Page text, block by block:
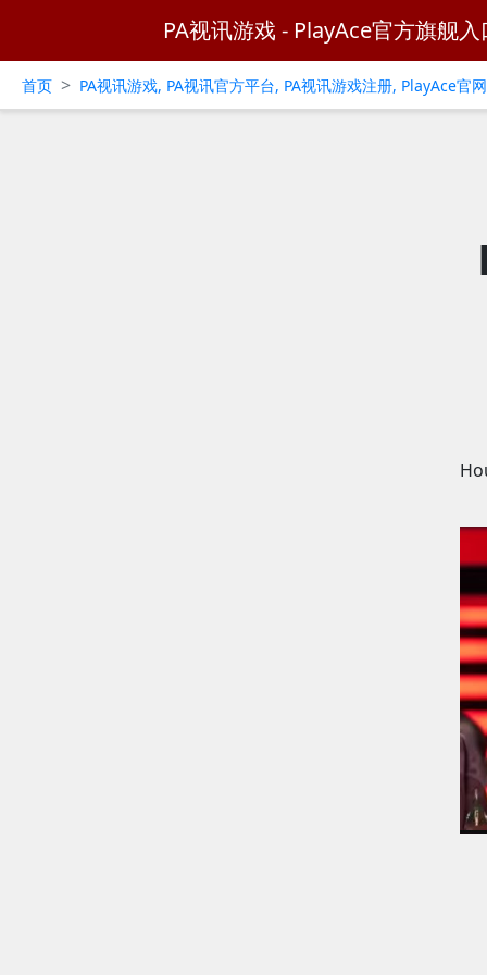
PA视讯游戏 - PlayAce官方旗舰入
首页 > PA视讯游戏, PA视讯官方平台, PA视讯游戏注册, PlayAce官